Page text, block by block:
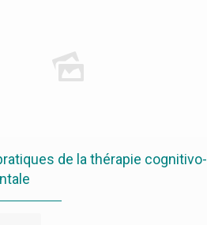
de la thérapie cognitivo-